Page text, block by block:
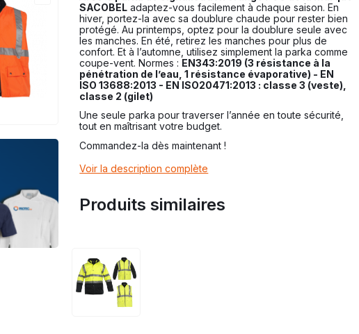
SACOBEL adaptez-vous facilement à chaque saison. En
hiver, portez-la avec sa doublure chaude pour rester bien
protégé. Au printemps, optez pour la doublure seule avec
les manches. En été, retirez les manches pour plus de
confort. Et à l’automne, utilisez simplement la parka comme
coupe-vent. Normes : EN343:2019 (3 résistance à la
pénétration de l’eau, 1 résistance évaporative) - EN
ISO 13688:2013 - EN ISO20471:2013 : classe 3 (veste),
classe 2 (gilet)
Une seule parka pour traverser l’année en toute sécurité,
tout en maîtrisant votre budget.
Commandez-la dès maintenant !
Voir la description complète
Produits similaires